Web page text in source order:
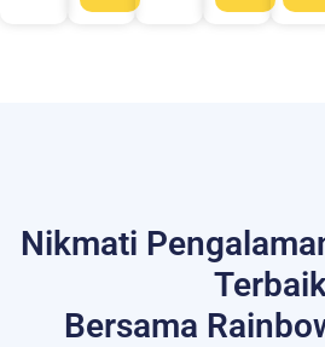
Nikmati
Bersama